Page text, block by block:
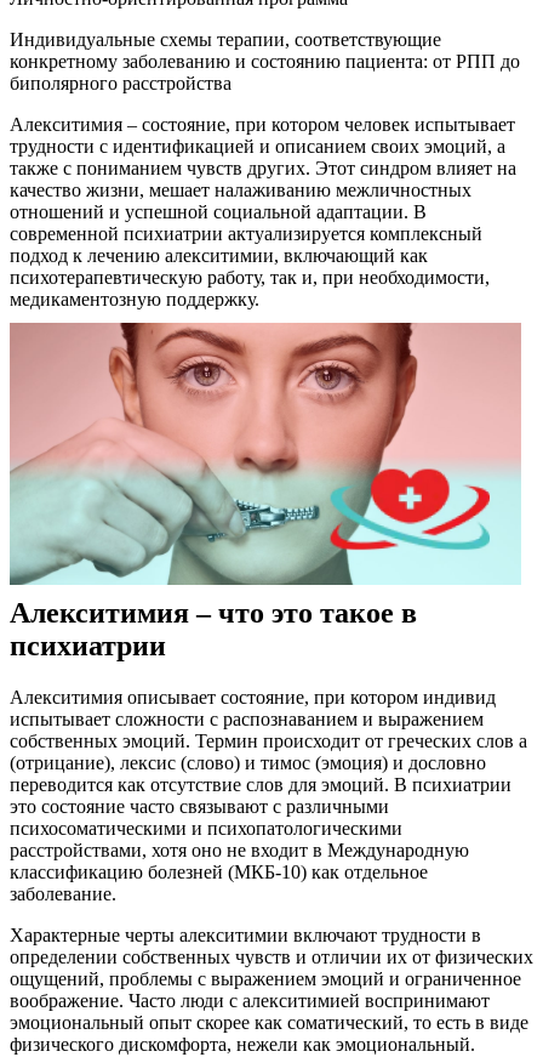
Индивидуальные схемы терапии, соответствующие
конкретному заболеванию и состоянию пациента: от РПП до
биполярного расстройства
Алекситимия – состояние, при котором человек испытывает
трудности с идентификацией и описанием своих эмоций, а
также с пониманием чувств других. Этот синдром влияет на
качество жизни, мешает налаживанию межличностных
отношений и успешной социальной адаптации. В
современной психиатрии актуализируется комплексный
подход к лечению алекситимии, включающий как
психотерапевтическую работу, так и, при необходимости,
медикаментозную поддержку.
Алекситимия – что это такое в
психиатрии
Алекситимия описывает состояние, при котором индивид
испытывает сложности с распознаванием и выражением
собственных эмоций. Термин происходит от греческих слов а
(отрицание), лексис (слово) и тимос (эмоция) и дословно
переводится как отсутствие слов для эмоций. В психиатрии
это состояние часто связывают с различными
психосоматическими и психопатологическими
расстройствами, хотя оно не входит в Международную
классификацию болезней (МКБ-10) как отдельное
заболевание.
Характерные черты алекситимии включают трудности в
определении собственных чувств и отличии их от физических
ощущений, проблемы с выражением эмоций и ограниченное
воображение. Часто люди с алекситимией воспринимают
эмоциональный опыт скорее как соматический, то есть в виде
физического дискомфорта, нежели как эмоциональный.